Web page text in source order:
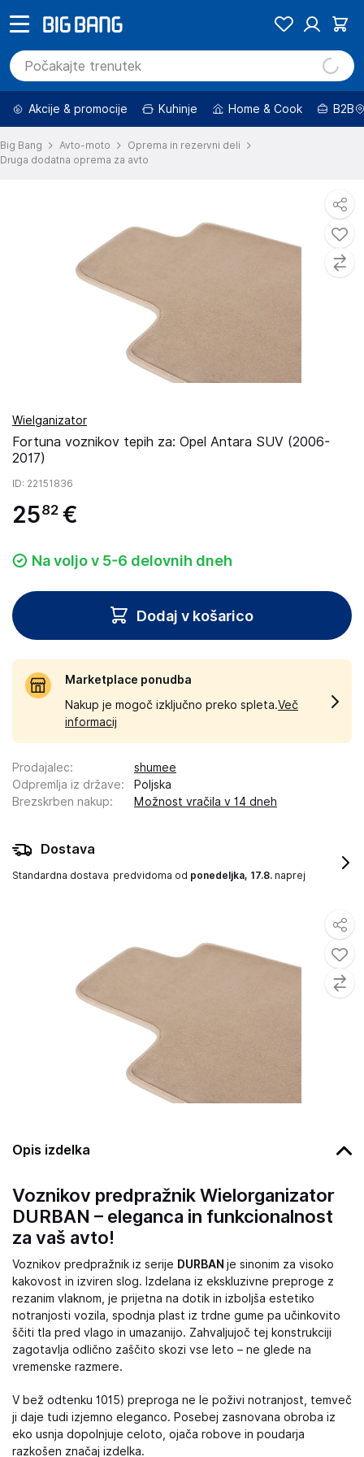
Akcije & promocije Kuhinje Home & Cook B2B
Big Bang Avto-moto
Oprema in rezervni deli
Druga dodatna oprema za avto
Opis izdelka
Voznikov predpražnik Wielorganizator
DURBAN – eleganca in funkcionalnost
za vaš avto!
Voznikov predpražnik iz serije DURBAN je sinonim za visoko
kakovost in izviren slog. Izdelana iz ekskluzivne preproge z
rezanim vlaknom, je prijetna na dotik in izboljša estetiko
notranjosti vozila, spodnja plast iz trdne gume pa učinkovito
ščiti tla pred vlago in umazanijo. Zahvaljujoč tej konstrukciji
zagotavlja odlično zaščito skozi vse leto – ne glede na
vremenske razmere.
V bež odtenku 1015) preproga ne le poživi notranjost, temveč
ji daje tudi izjemno eleganco. Posebej zasnovana obroba iz
eko usnja dopolnjuje celoto, ojača robove in poudarja
razkošen značaj izdelka.
Wielganizator
Fortuna voznikov tepih za: Opel Antara SUV (2006-
2017)
ID: 22151836
2582 €
Na voljo v 5-6 delovnih dneh
Dodaj v košarico
Marketplace ponudba
Nakup je mogoč izključno preko spleta.Več
informacij
Prodajalec:
shumee
Odpremlja iz države:
Poljska
Brezskrben nakup: Možnost vračila v 14 dneh
Dostava
Standardna dostava predvidoma od ponedeljka, 17.8. naprej